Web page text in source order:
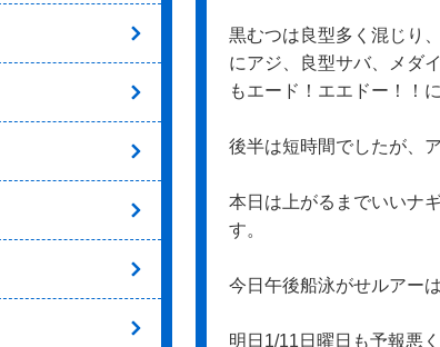
黒むつは良型多く混じり
にアジ、良型サバ、メダ
もエード！エエドー！！
後半は短時間でしたが、
本日は上がるまでいいナ
す。
今日午後船泳がせルアー
明日1/11日曜日も予報悪